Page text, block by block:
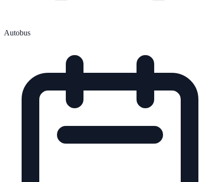
Autobus